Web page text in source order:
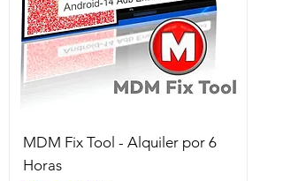
MDM Fix Tool - Alquiler por 6
Horas